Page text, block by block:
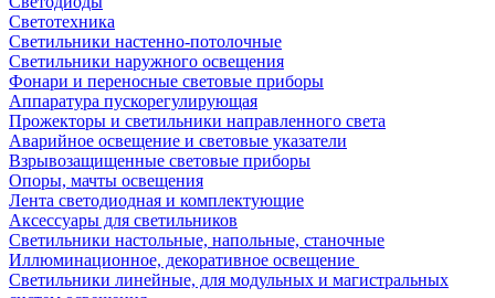
Светотехника
Светильники настенно-потолочные
Светильники наружного освещения
Фонари и переносные световые приборы
Аппаратура пускорегулирующая
Прожекторы и светильники направленного света
Аварийное освещение и световые указатели
Взрывозащищенные световые приборы
Опоры, мачты освещения
Лента светодиодная и комплектующие
Аксессуары для светильников
Светильники настольные, напольные, станочные
Иллюминационное, декоративное освещение
Светильники линейные, для модульных и магистральных